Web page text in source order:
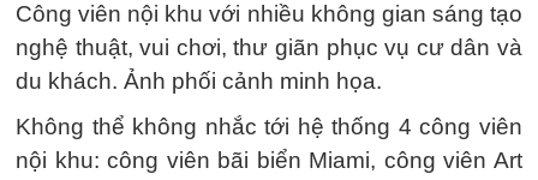
Công viên nội khu với nhiều không gian sáng tạo
nghệ thuật, vui chơi, thư giãn phục vụ cư dân và
du khách. Ảnh phối cảnh minh họa.
Không thể không nhắc tới hệ thống 4 công viên
nội khu: công viên bãi biển Miami, công viên Art